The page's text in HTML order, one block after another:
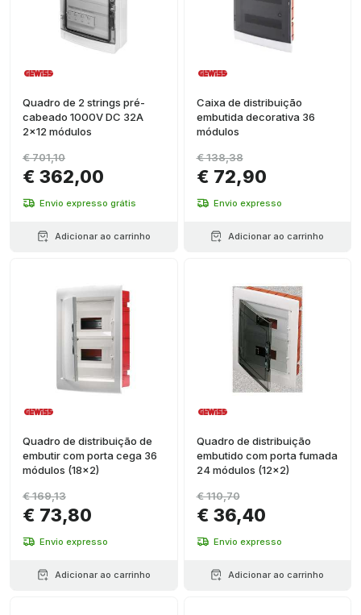
Quadro de 2 strings pré-
cabeado 1000V DC 32A
2x12 módulos
€ 362,00
€ 701,10
Envio expresso grátis
Adicionar ao carrinho
Caixa de distribuição
embutida decorativa 36
módulos
€ 72,90
€ 138,38
Envio expresso
Adicionar ao carrinho
Quadro de distribuição de
embutir com porta cega 36
módulos (18x2)
€ 73,80
€ 169,13
Envio expresso
Adicionar ao carrinho
Quadro de distribuição
embutido com porta fumada
24 módulos (12x2)
€ 36,40
€ 110,70
Envio expresso
Adicionar ao carrinho